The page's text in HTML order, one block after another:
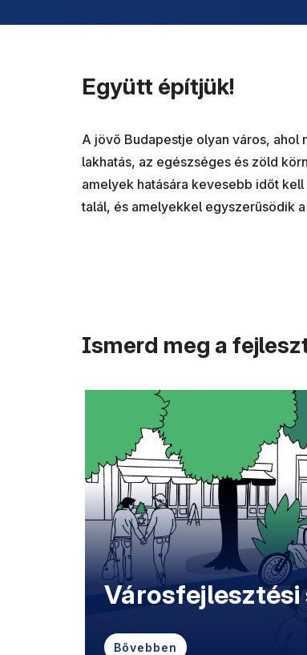
Együtt építjük!
A jövő Budapestje olyan város,
lakhatás, az egészséges és zöld
amelyek hatására kevesebb időt
talál, és amelyekkel egyszerűsödik
Ismerd meg a
Bővebben